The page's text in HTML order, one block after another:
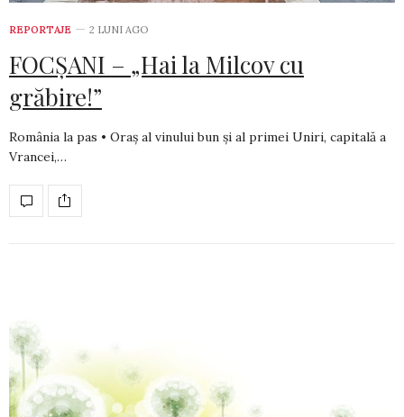
REPORTAJE 2 LUNI AGO
FOCȘANI – „Hai la Milcov cu
grăbire!”
România la pas • Oraș al vinului bun și al primei Uniri, capitală a
Vrancei,…